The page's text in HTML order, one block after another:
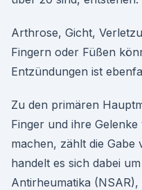
Arthrose, Gicht,
Fingern oder Füßen
Entzündungen ist
Zu den primären
Finger und ihre
machen, zählt die Gabe
handelt es sich dabei
Antirheumatika